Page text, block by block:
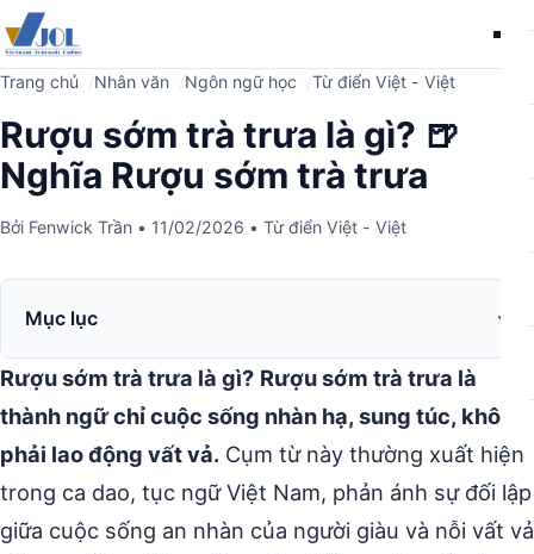
Trang chủ Nhân văn Ngôn ngữ học Từ điển Việt - Việt
Rượu sớm trà trưa là gì? 🍺
Nghĩa Rượu sớm trà trưa
Bởi Fenwick Trần • 11/02/2026 • Từ điển Việt - Việt
Mục lục
Rượu sớm trà trưa là gì? Rượu sớm trà trưa là
thành ngữ chỉ cuộc sống nhàn hạ, sung túc, không
phải lao động vất vả. Cụm từ này thường xuất hiện
trong ca dao, tục ngữ Việt Nam, phản ánh sự đối lập
giữa cuộc sống an nhàn của người giàu và nỗi vất vả